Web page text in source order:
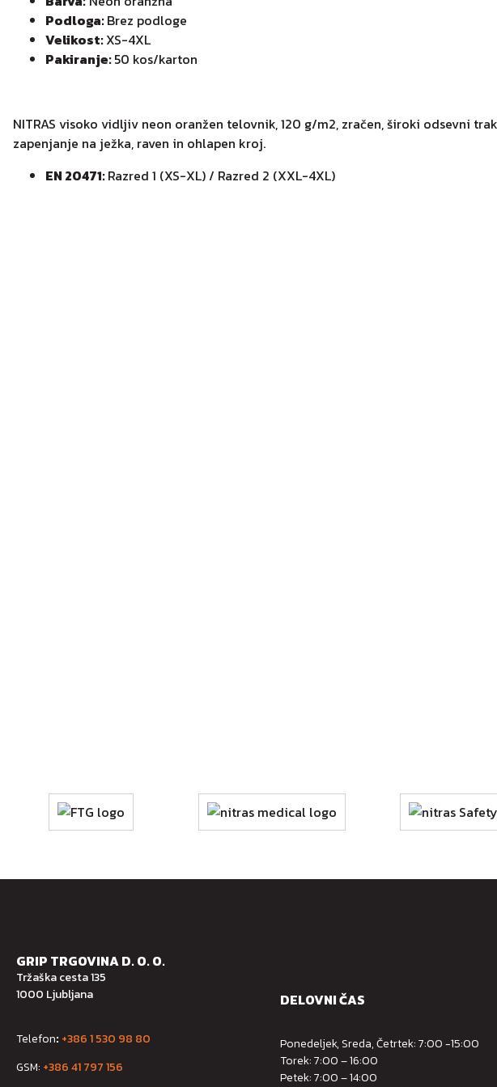
Podloga:Brez podloge
Velikost:XS-4XL
Pakiranje:50 kos/karton
NITRAS visoko vidljiv neon oranžen telovnik, 120 g/m2, zračen, široki odsevni
zapenjanje na ježka, raven in ohlapen kroj.
EN 20471:Razred 1 (XS-XL) / Razred 2 (XXL-4XL)
GRIP TRGOVINA D. O. O.
Tržaška cesta 135
1000 Ljubljana
Telefon: +386 1 530 98 80
GSM: +386 41 797 156
DELOVNI ČAS
Ponedeljek, Sreda, Četrtek: 7:00 -15:00
Torek: 7:00 – 16:00
Petek: 7:00 – 14:00